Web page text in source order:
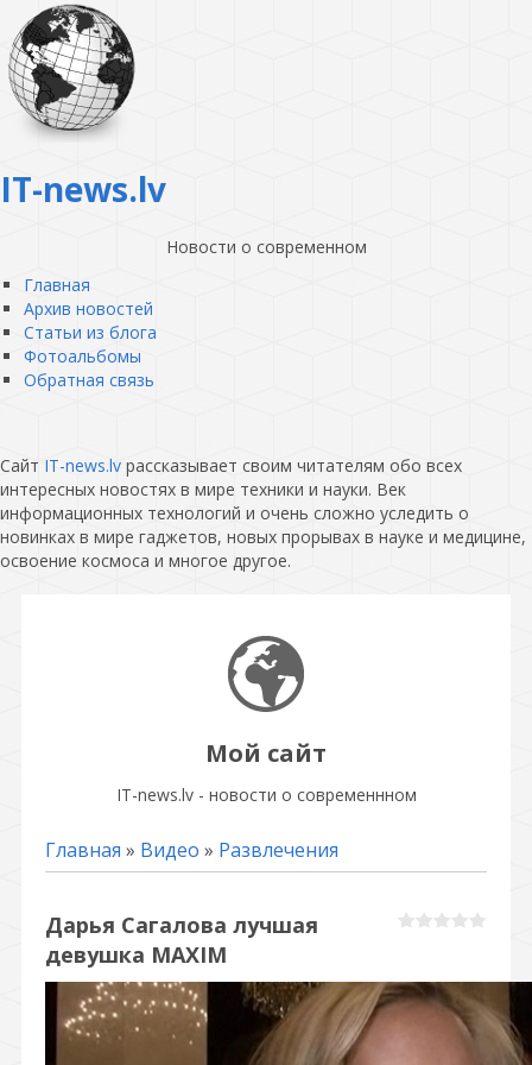
IT-news.lv
Новости о современном
Главная
Архив новостей
Статьи из блога
Фотоальбомы
Обратная связь
Сайт IT-news.lv рассказывает своим читателям обо всех
интересных новостях в мире техники и науки. Век
информационных технологий и очень сложно уследить о
новинках в мире гаджетов, новых прорывах в науке и медицине,
освоение космоса и многое другое.
Мой сайт
IT-news.lv - новости о современнном
Главная » Видео » Развлечения
Дарья Сагалова лучшая
девушка MAXIM